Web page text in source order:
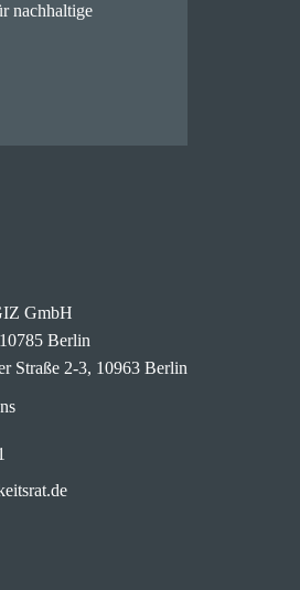
nachhaltige
GmbH
Berlin
Straße 2-3, 10963 Berlin